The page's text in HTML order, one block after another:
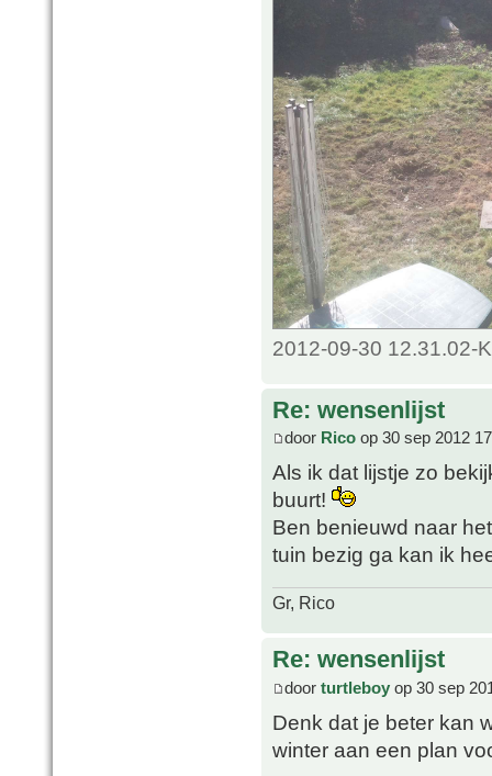
2012-09-30 12.31.02-
Re: wensenlijst
door Rico op 30 sep 2012
Als ik dat lijstje zo
buurt!
Ben benieuwd naar
tuin bezig ga kan ik
Gr, Rico
Re: wensenlijst
door turtleboy op 30 sep
Denk dat je beter kan
winter aan een plan